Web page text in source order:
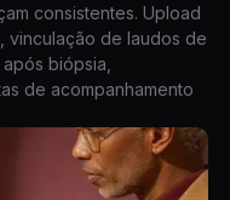
consistentes. Upload
vinculação de laudos de
biópsia,
de acompanhamento